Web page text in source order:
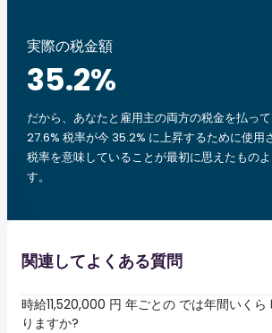
実際の税金額
35.2%
だから、あなたと雇用主の両方の税金を払っ
27.6% 税率が今 35.2% に上昇するために使用
税率を意味していることが最初に思えたもの
す。
関連してよくある質問
時給11,520,000 円 年ごとの では年間いくら
りますか?